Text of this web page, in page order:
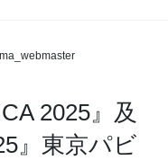
2025』及
』東京パビ